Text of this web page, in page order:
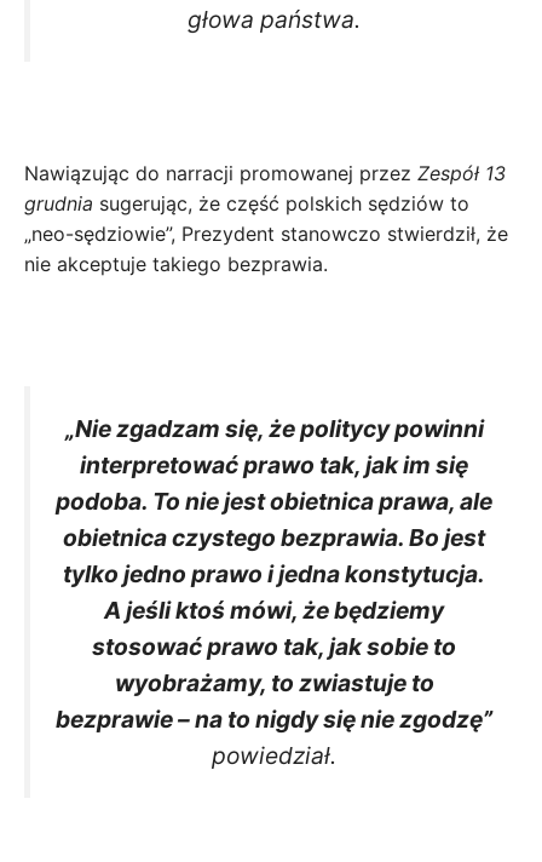
głowa państwa.
Nawiązując do narracji promowanej przez Zespół 13
grudnia sugerując, że część polskich sędziów to
„neo-sędziowie”, Prezydent stanowczo stwierdził, że
nie akceptuje takiego bezprawia.
„Nie zgadzam się, że politycy powinni
interpretować prawo tak, jak im się
podoba. To nie jest obietnica prawa, ale
obietnica czystego bezprawia. Bo jest
tylko jedno prawo i jedna konstytucja.
A jeśli ktoś mówi, że będziemy
stosować prawo tak, jak sobie to
wyobrażamy, to zwiastuje to
bezprawie – na to nigdy się nie zgodzę”
powiedział.